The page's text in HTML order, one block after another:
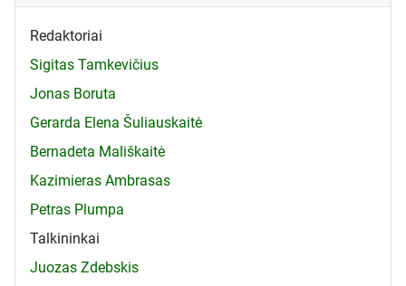
Redaktoriai
Sigitas Tamkevičius
Jonas Boruta
Gerarda Elena Šuliauskaitė
Bernadeta Mališkaitė
Kazimieras Ambrasas
Petras Plumpa
Talkininkai
Juozas Zdebskis